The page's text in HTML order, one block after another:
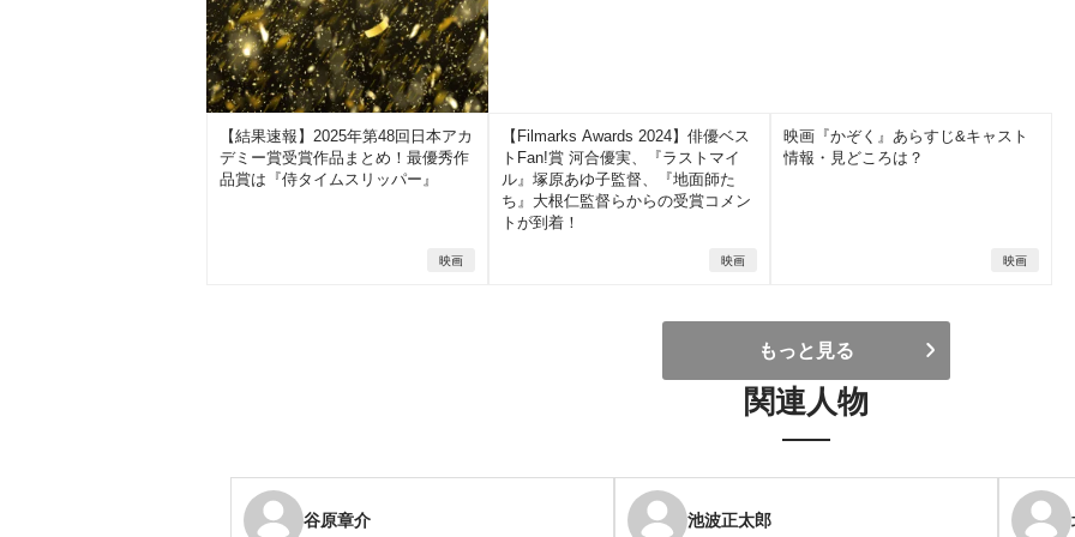
【結果速報】2025年第48回日本アカ
デミー賞受賞作品まとめ！最優秀作
品賞は『侍タイムスリッパー』
映画
【Filmarks Awards 2024】俳優ベス
トFan!賞 河合優実、『ラストマイ
ル』塚原あゆ子監督、『地面師た
ち』大根仁監督らからの受賞コメン
トが到着！
映画
映画『かぞく』あらすじ&キャスト
情報・見どころは？
映画
もっと見る
関連人物
谷原章介 池波正太郎